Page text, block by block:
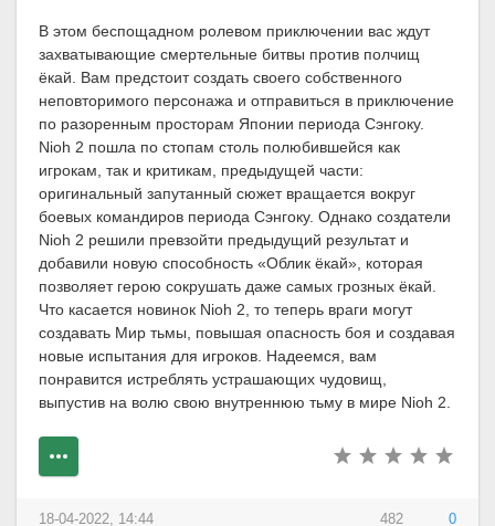
В этом беспощадном ролевом приключении вас ждут
захватывающие смертельные битвы против полчищ
ёкай. Вам предстоит создать своего собственного
неповторимого персонажа и отправиться в приключение
по разоренным просторам Японии периода Сэнгоку.
Nioh 2 пошла по стопам столь полюбившейся как
игрокам, так и критикам, предыдущей части:
оригинальный запутанный сюжет вращается вокруг
боевых командиров периода Сэнгоку. Однако создатели
Nioh 2 решили превзойти предыдущий результат и
добавили новую способность «Облик ёкай», которая
позволяет герою сокрушать даже самых грозных ёкай.
Что касается новинок Nioh 2, то теперь враги могут
создавать Мир тьмы, повышая опасность боя и создавая
новые испытания для игроков. Надеемся, вам
понравится истреблять устрашающих чудовищ,
выпустив на волю свою внутреннюю тьму в мире Nioh 2.
482 0
18-04-2022, 14:44